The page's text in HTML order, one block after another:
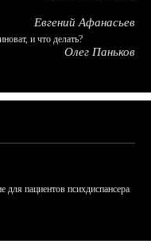
Евгений Афанасьев
и что делать?
Олег Паньков
для пациентов психдиспансера